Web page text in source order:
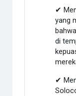
✔
yang
di
✔